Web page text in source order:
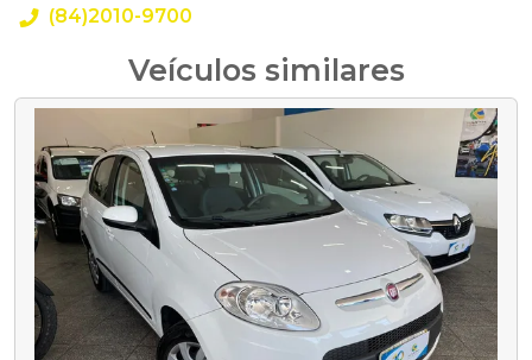
(84)2010-9700
Veículos similares